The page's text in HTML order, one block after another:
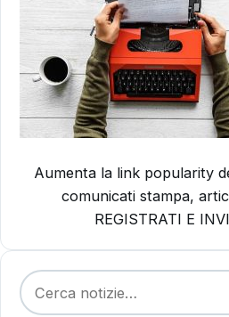
Aumenta la link popularity
comunicati stampa,
REGISTRATI E
Cerca: